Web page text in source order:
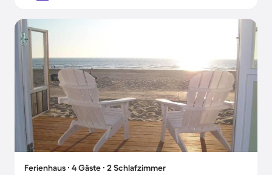
Ferienhaus ∙ 4 Gäste ∙ 2 Schlafzimmer